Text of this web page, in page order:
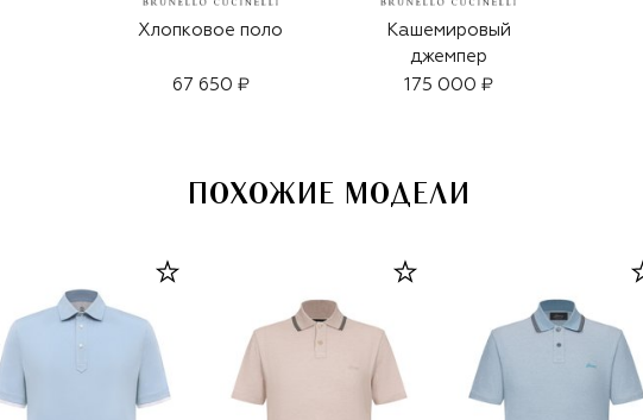
Хлопковое поло
67 650 ₽
Кашемировый
джемпер
175 000 ₽
ПОХОЖИЕ МОДЕЛИ